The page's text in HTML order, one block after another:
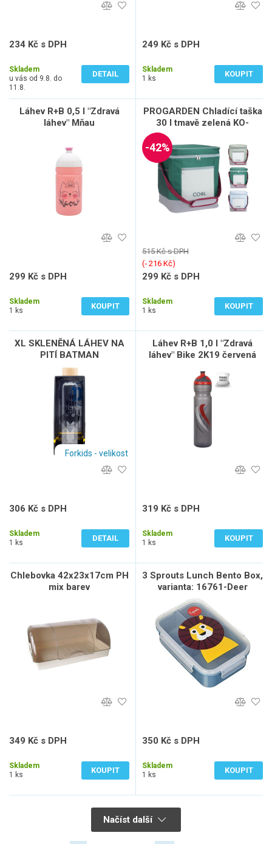
234 Kč s DPH
Skladem
u vás od 9.8. do
11.8.
DETAIL
249 Kč s DPH
Skladem
1 ks
KOUPIT
Láhev R+B 0,5 l "Zdravá
láhev" Mňau
299 Kč s DPH
Skladem
1 ks
KOUPIT
PROGARDEN Chladící taška
30 l tmavě zelená KO-
FB1302080tmze
-42%
515 Kč s DPH
(‐ 216 Kč)
299 Kč s DPH
Skladem
1 ks
KOUPIT
XL SKLENĚNÁ LÁHEV NA
PITÍ BATMAN
Forkids - velikost
306 Kč s DPH
Skladem
1 ks
DETAIL
Láhev R+B 1,0 l "Zdravá
láhev" Bike 2K19 červená
319 Kč s DPH
Skladem
1 ks
KOUPIT
Chlebovka 42x23x17cm PH
mix barev
349 Kč s DPH
Skladem
1 ks
KOUPIT
3 Sprouts Lunch Bento Box,
varianta: 16761-Deer
350 Kč s DPH
Skladem
1 ks
KOUPIT
Načíst další